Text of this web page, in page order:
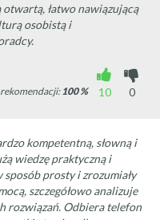
otwartą, łatwo nawiązującą
osobistą i
10
0
100 %
kompetentną, słowną i
wiedzę praktyczną i
prosty i zrozumiały
szczegółowo analizuje
rozwiązań. Odbiera telefon